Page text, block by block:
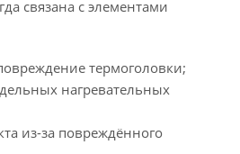
связана с элементами
термоголовки;
нагревательных
из-за повреждённого